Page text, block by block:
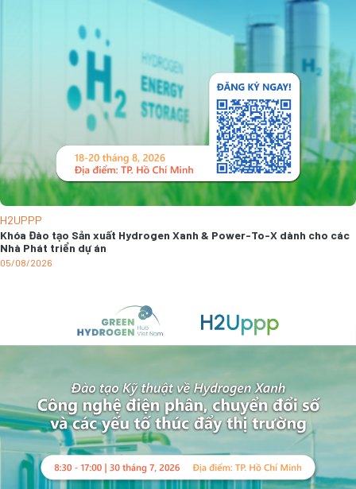
H2UPPP
Khóa Đào tạo Sản xuất Hydrogen Xanh & Power-To-X dành cho các
Nhà Phát triển dự án
05/08/2026